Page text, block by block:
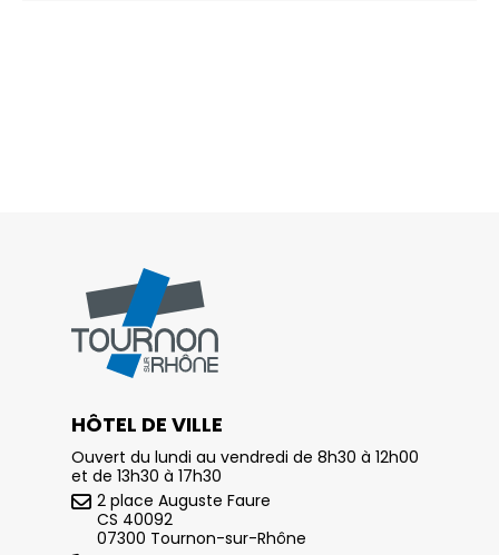
HÔTEL DE VILLE
Ouvert du lundi au vendredi de 8h30 à 12h00
et de 13h30 à 17h30
2 place Auguste Faure
CS 40092
07300 Tournon-sur-Rhône